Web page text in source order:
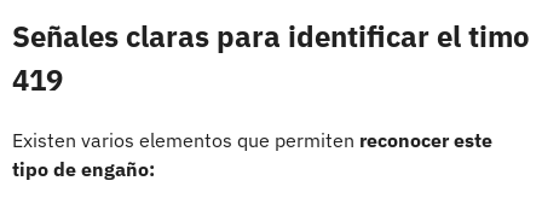
Señales claras para identificar el timo
419
Existen varios elementos que permiten reconocer este
tipo de engaño: